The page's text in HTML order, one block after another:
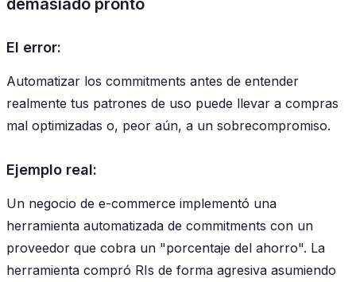
demasiado pronto
El error:
Automatizar los commitments antes de entender
realmente tus patrones de uso puede llevar a compras
mal optimizadas o, peor aún, a un sobrecompromiso.
Ejemplo real:
Un negocio de e-commerce implementó una
herramienta automatizada de commitments con un
proveedor que cobra un "porcentaje del ahorro". La
herramienta compró RIs de forma agresiva asumiendo